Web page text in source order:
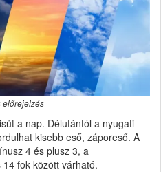
előrejelzés
a nap. Délutántól a nyugati
kisebb eső, záporeső. A
4 és plusz 3, a
fok között várható.